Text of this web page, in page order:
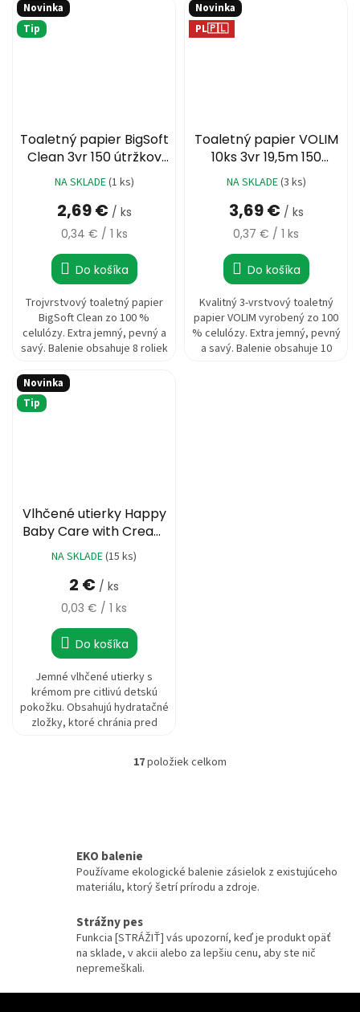
Novinka
Tip
Toaletný papier BigSoft
Clean 3vr 150 útržkov
8ks
NA SKLADE(1 ks)
2,69 € / ks
Jednotková
0,34 € / 1 ks
Do košíka
Trojvrstvový toaletný papier
BigSoft Clean zo 100 %
celulózy. Extra jemný, pevný a
savý. Balenie obsahuje 8 roliek
Novinka
PL🇵🇱
Toaletný papier VOLIM
10ks 3vr 19,5m 150
útržkový 100%celulóza
NA SKLADE(3 ks)
3,69 € / ks
Jednotková
0,37 € / 1 ks
Do košíka
Kvalitný 3-vrstvový toaletný
papier VOLIM vyrobený zo 100
% celulózy. Extra jemný, pevný
a savý. Balenie obsahuje 10
Novinka
Tip
Vlhčené utierky Happy
Baby Care with Cream
80ks
NA SKLADE(15 ks)
2 € / ks
Jednotková
0,03 € / 1 ks
Do košíka
Jemné vlhčené utierky s
krémom pre citlivú detskú
pokožku. Obsahujú hydratačné
zložky, ktoré chránia pred
O
i
e
v
k
ý
17položiek celkom
EKO balenie
Používame ekologické balenie zásielok z existujúceho
materiálu, ktorý šetrí prírodu a zdroje.
Strážny pes
Funkcia [STRÁŽIŤ] vás upozorní, keď je produkt opäť
na sklade, v akcii alebo za lepšiu cenu, aby ste nič
nepremeškali.